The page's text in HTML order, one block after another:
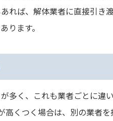
れば、解体業者に直接引き
ります。
多く、これも業者ごとに違
くつく場合は、別の業者を